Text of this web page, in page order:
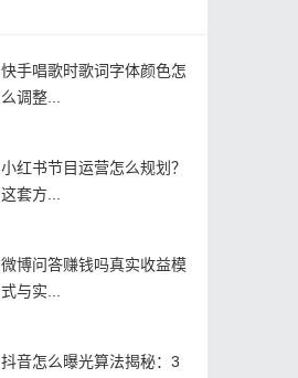
快手唱歌时歌词字体颜色怎
么调整...
小红书节目运营怎么规划？
这套方...
微博问答赚钱吗真实收益模
式与实...
抖音怎么曝光算法揭秘：3